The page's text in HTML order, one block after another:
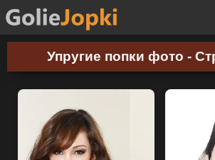
Упругие попки фото -